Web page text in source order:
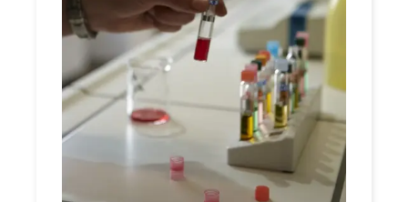
Expertise